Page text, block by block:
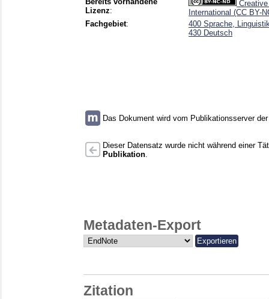
Lizenz:
International (CC BY-
Fachgebiet:
400 Sprache,
430 Deutsch
Das Dokument wird vom Publikationsserver
Dieser Datensatz wurde nicht während einer
Publikation
Metadaten-Export
Zitation